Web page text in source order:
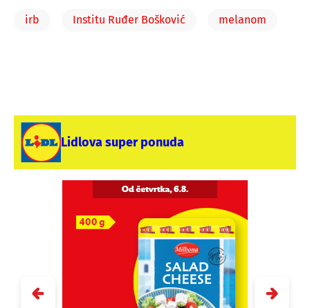
irb Institu Ruđer Bošković melanom
Lidlova super ponuda